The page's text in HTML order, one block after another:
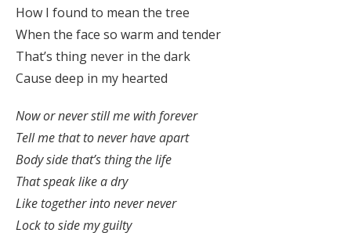
How I found to mean the tree
When the face so warm and tender
That’s thing never in the dark
Cause deep in my hearted
Now or never still me with forever
Tell me that to never have apart
Body side that’s thing the life
That speak like a dry
Like together into never never
Lock to side my guilty